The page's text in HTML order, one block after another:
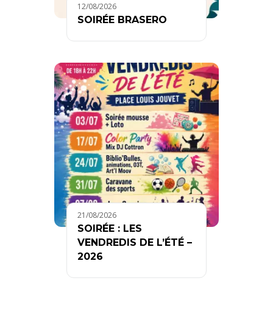
12/08/2026
SOIRÉE BRASERO
21/08/2026
SOIRÉE : LES
VENDREDIS DE L’ÉTÉ –
2026